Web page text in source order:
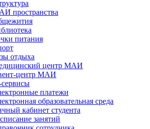
пространства
питания
отдыха
центр МАИ
центр МАИ
платежи
образовательная среда
кабинет студента
занятий